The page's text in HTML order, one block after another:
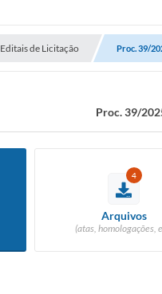
Editais de Licitação Proc. 39/
Proc. 39/
4
Arquivos
(atas, homologações,